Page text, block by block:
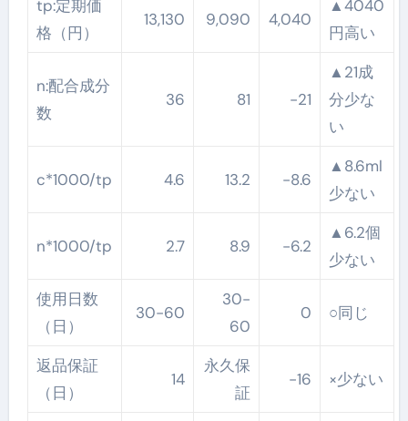
tp:定期価
格（円）
13,130 9,090 4,040
▲4040
円高い
n:配合成分
数
36 81 -21
▲21成
分少な
い
c*1000/tp 4.6 13.2 -8.6
▲8.6ml
少ない
n*1000/tp 2.7 8.9 -6.2
▲6.2個
少ない
使用日数
（日）
30-60
30-
60
0 ○同じ
返品保証
（日）
14
永久保
証
-16 ×少ない